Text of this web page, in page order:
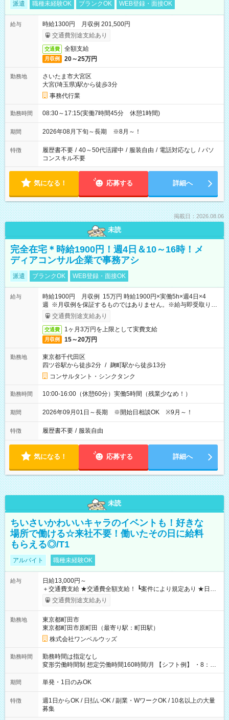
派遣 職種未経験OK ブランクOK WEB登録・面接OK
給与
時給1300円 月収例 201,500円
交通費別途支給あり
交通費 全額支給
月収例 20～25万円
勤務地
さいたま市大宮区
大宮(埼玉県)駅から徒歩3分
事務代行業
勤務時間 08:30～17:15(実働7時間45分 休憩1時間)
期間 2026年08月下旬～長期 ※8月～！
特徴 履歴書不要 / 40～50代活躍中 / 服装自由 / 電話対応なし / パソ
コンスキル不要
気になる！ 応募する 詳細へ
掲載日：2026.08.06
未読
完全在宅＊時給1900円！週4日＆10～16時！メ
ディアコンサル企業で事務アシ
派遣 ブランクOK WEB登録・面接OK
給与
時給1900円 月収例 15万円 時給1900円×実働5h×週4日×4
週 ※月収例を保証するものではありません。※給与即受取りサ
ービス利用可（利用条件有）
交通費別途支給あり
交通費 1ヶ月3万円を上限として実費支給
月収例 15～20万円
勤務地
東京都千代田区
四ツ谷駅から徒歩2分 / 麹町駅から徒歩13分
コンサルタント・シンクタンク
勤務時間 10:00-16:00（休憩60分）実働5時間（残業少なめ！）
期間 2026年09月01日～長期 ※開始日相談OK ※9月～！
特徴 履歴書不要 / 服装自由
気になる！ 応募する 詳細へ
未読
ちいさいかわいいキャラのイベントも！好きな
場所で働ける☆来社不要！働いたその日に給料
もらえる◎/T1
アルバイト 職種未経験OK
給与
日給13,000円～
＋交通費支給 ★交通費全額支給！ ┗案件により規定あり ★日払
いOK！（規定あり） ┗働いたその日に現金GET♪ お仕事後はコ
ンビニATMから 日払い分を引き落とせます！ 【試用期間】試
交通費別途支給あり
勤務地
東京都町田市
東京都町田市原町田（最寄り駅：町田駅）
株式会社ワンベルウッズ
勤務時間
勤務時間は指定なし
変形労働時間制 想定労働時間160時間/月 【シフト例】 ・8：00
～21：00
期間 単発・1日のみOK
特徴
週1日からOK / 日払いOK / 副業・WワークOK / 10名以上の大量
募集